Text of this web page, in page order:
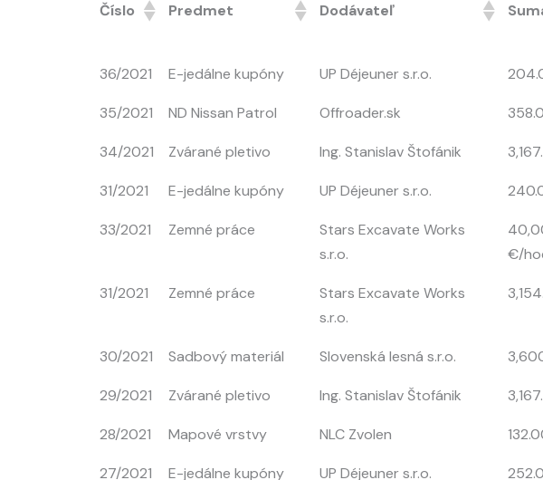
Číslo Predmet Dodávateľ
36/2021 E-jedálne kupóny UP Déjeuner s.r.o.
35/2021 ND Nissan Patrol Offroader.sk
34/2021 Zvárané pletivo Ing. Stanislav Štofánik
31/2021 E-jedálne kupóny UP Déjeuner s.r.o.
33/2021 Zemné práce
Stars Excavate Works
s.r.o.
€/
31/2021 Zemné práce
Stars Excavate Works
s.r.o.
30/2021 Sadbový materiál Slovenská lesná s.r.o.
29/2021 Zvárané pletivo Ing. Stanislav Štofánik
28/2021 Mapové vrstvy NLC Zvolen
27/2021 E-jedálne kupóny UP Déjeuner s.r.o.